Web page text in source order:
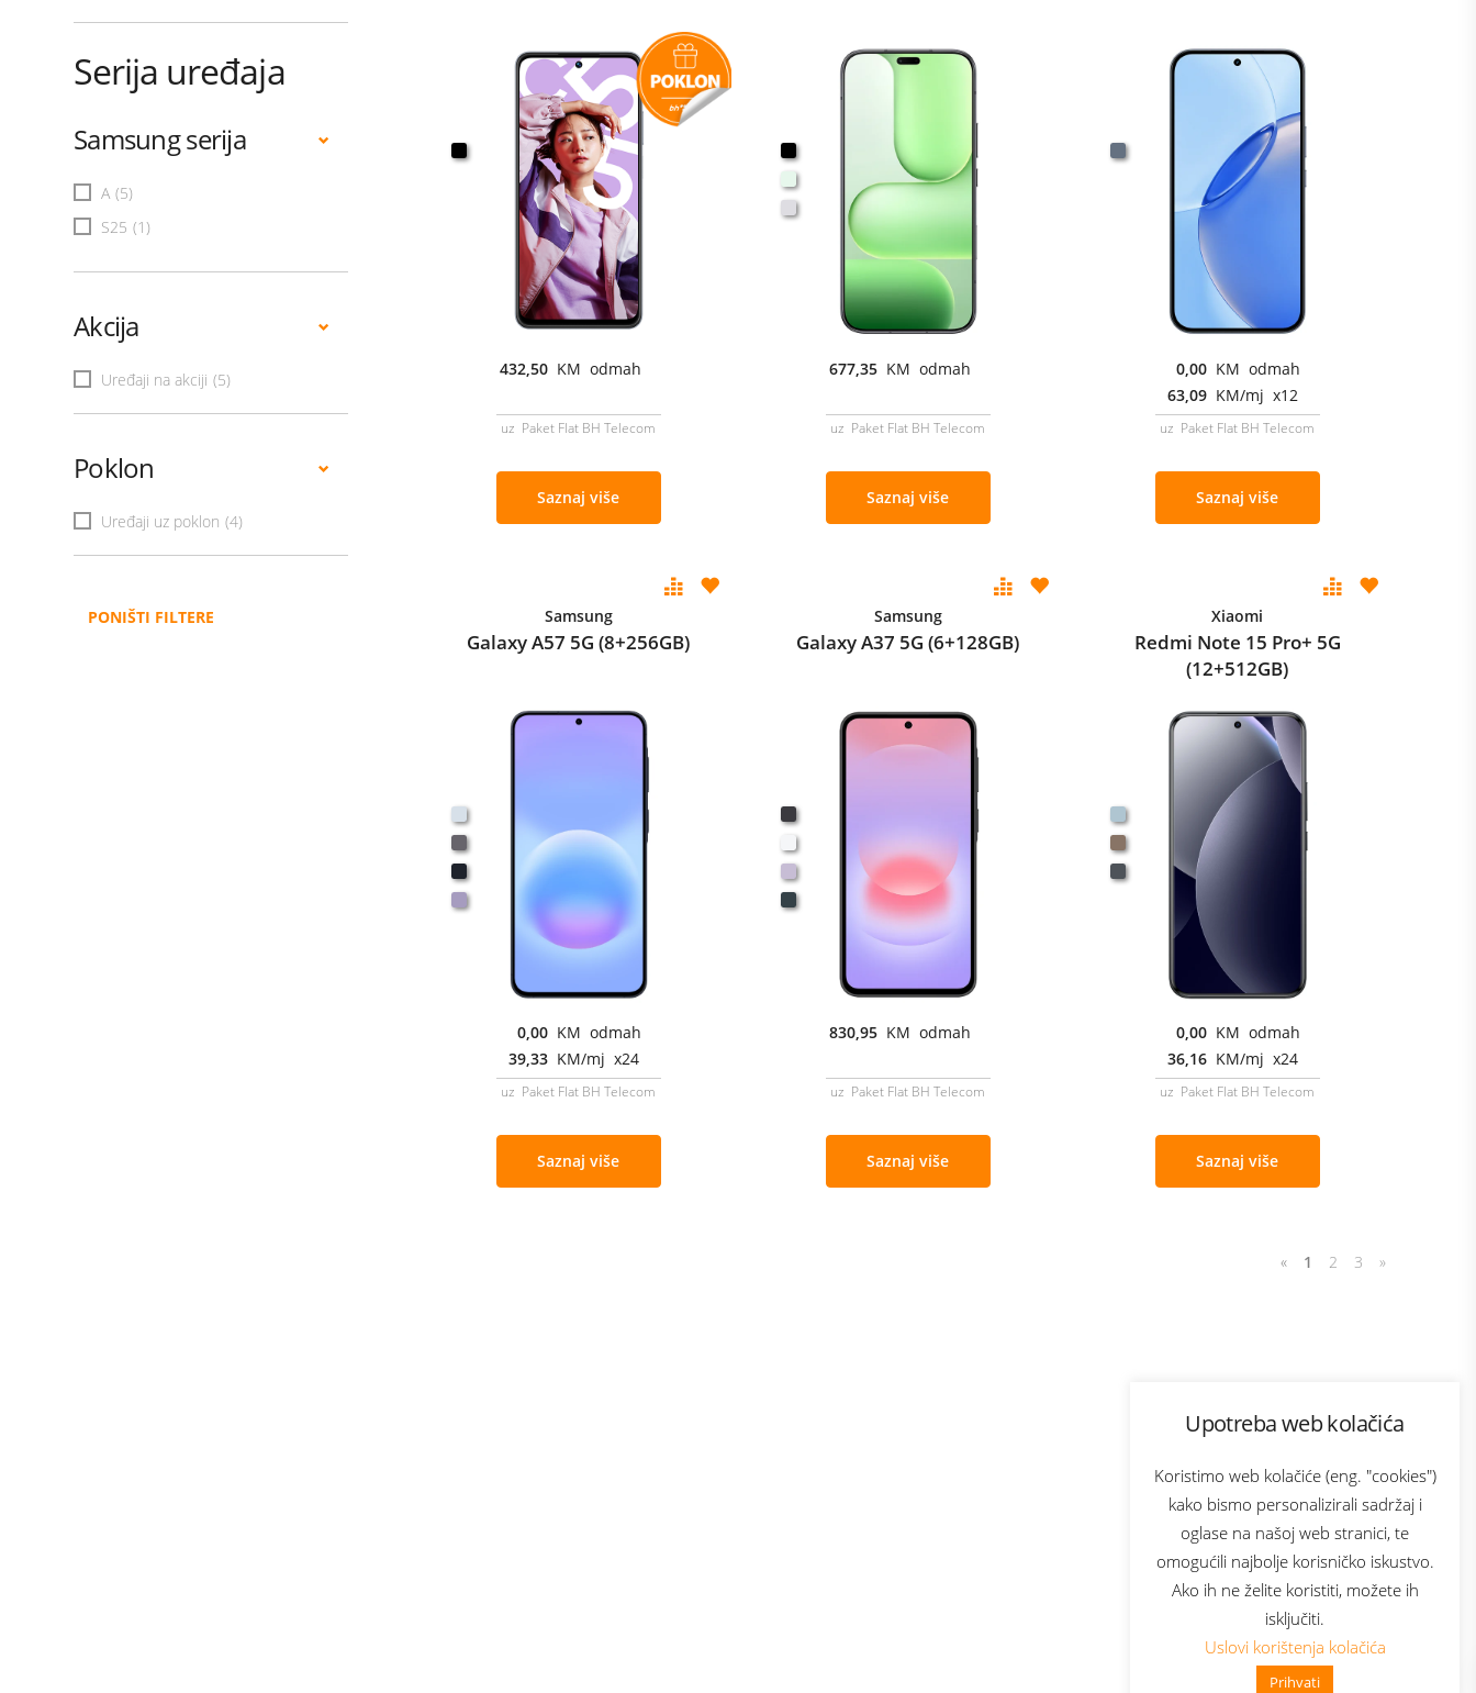
Upotreba web kolačića
Koristimo web kolačiće (eng. "cookies")
kako bismo personalizirali sadržaj i
oglase na našoj web stranici, te
omogućili najbolje korisničko iskustvo.
Ako ih ne želite koristiti, možete ih
isključiti.
Uslovi korištenja kolačića
Prihvati
👋 Zdravo, kako mogu pomoći?
Serija uređaja
Samsung serija
A (5)
S25 (1)
Akcija
Uređaji na akciji (5)
Poklon
Uređaji uz poklon (4)
PONIŠTI FILTERE
432,50 KM odmah
uz Paket Flat BH Telecom
Saznaj više
677,35 KM odmah
uz Paket Flat BH Telecom
Saznaj više
0,00 KM odmah
63,09 KM/mj x12
uz Paket Flat BH Telecom
Saznaj više
Samsung
Galaxy A57 5G (8+256GB)
0,00 KM odmah
39,33 KM/mj x24
uz Paket Flat BH Telecom
Saznaj više
Samsung
Galaxy A37 5G (6+128GB)
830,95 KM odmah
uz Paket Flat BH Telecom
Saznaj više
Xiaomi
Redmi Note 15 Pro+ 5G
(12+512GB)
0,00 KM odmah
36,16 KM/mj x24
uz Paket Flat BH Telecom
Saznaj više
« 1 2 3 »
Bonus plus
Prijava za newsletter